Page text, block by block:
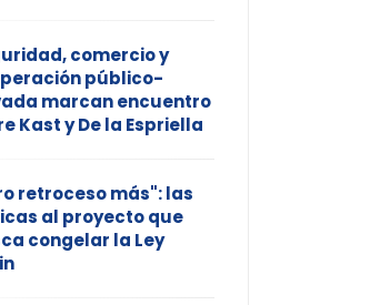
comercio y
público-
marcan encuentro
Kast y De la Espriella
retroceso más": las
al proyecto que
congelar la Ley